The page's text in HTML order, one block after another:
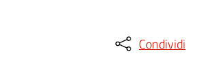
Condividi